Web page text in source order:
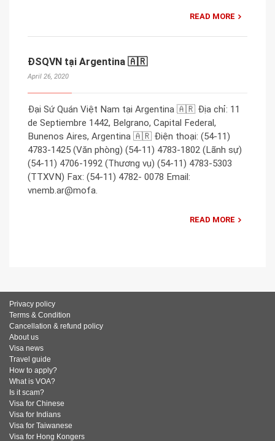
READ MORE
ĐSQVN tại Argentina 🇦🇷
April 26, 2020
Đại Sứ Quán Việt Nam tại Argentina 🇦🇷 Địa chỉ: 11
de Septiembre 1442, Belgrano, Capital Federal,
Bunenos Aires, Argentina 🇦🇷 Điện thoại: (54-11)
4783-1425 (Văn phòng) (54-11) 4783-1802 (Lãnh sự)
(54-11) 4706-1992 (Thương vụ) (54-11) 4783-5303
(TTXVN) Fax: (54-11) 4782- 0078 Email:
vnemb.ar@mofa.
READ MORE
Privacy policy
Terms & Condition
Cancellation & refund policy
About us
Visa news
Travel guide
How to apply?
What is VOA?
Is it scam?
Visa for Chinese
Visa for Indians
Visa for Taiwanese
Visa for Hong Kongers